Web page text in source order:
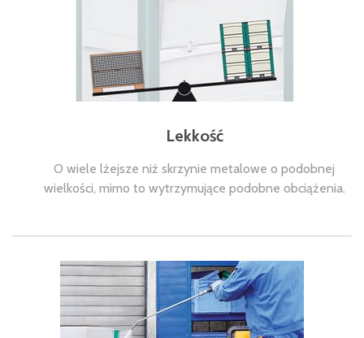
Lekkość
O wiele lżejsze niż skrzynie metalowe o podobnej
wielkości, mimo to wytrzymujące podobne obciążenia.